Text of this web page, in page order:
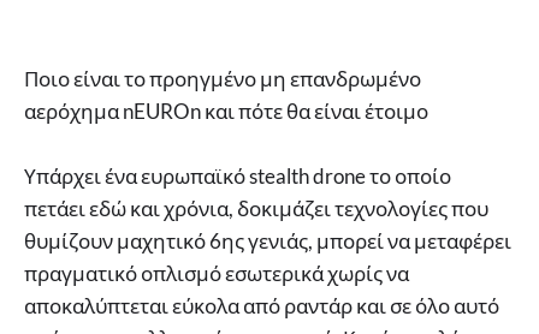
Ποιο είναι το προηγμένο μη επανδρωμένο
αερόχημα nEUROn και πότε θα είναι έτοιμο
Υπάρχει ένα ευρωπαϊκό stealth drone το οποίο
πετάει εδώ και χρόνια, δοκιμάζει τεχνολογίες που
θυμίζουν μαχητικό 6ης γενιάς, μπορεί να μεταφέρει
πραγματικό οπλισμό εσωτερικά χωρίς να
αποκαλύπτεται εύκολα από ραντάρ και σε όλο αυτό